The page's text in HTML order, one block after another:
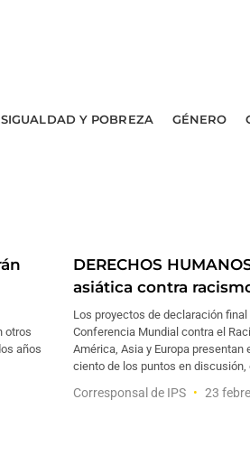
Y POBREZA GÉNERO
otros
años
DERECHOS
asiática contra
Los proyectos de declaración
Conferencia Mundial contra el
América, Asia y Europa
ciento de los puntos en
Corresponsal de IPS 23